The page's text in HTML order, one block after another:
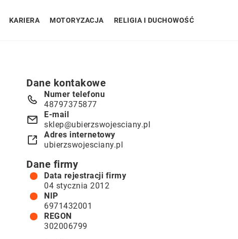
KARIERA MOTORYZACJA RELIGIA I DUCHOWOŚĆ
Dane kontakowe
Numer telefonu
48797375877
E-mail
sklep@ubierzswojesciany.pl
Adres internetowy
ubierzswojesciany.pl
Dane firmy
Data rejestracji firmy
04 stycznia 2012
NIP
6971432001
REGON
302006799